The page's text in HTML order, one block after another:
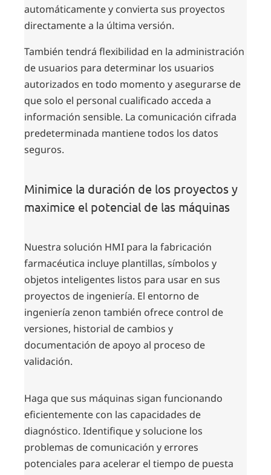
automáticamente y convierta sus proyectos
directamente a la última versión.
También tendrá flexibilidad en la administración
de usuarios para determinar los usuarios
autorizados en todo momento y asegurarse de
que solo el personal cualificado acceda a
información sensible. La comunicación cifrada
predeterminada mantiene todos los datos
seguros.
Minimice la duración de los proyectos y
maximice el potencial de las máquinas
Nuestra solución HMI para la fabricación
farmacéutica incluye plantillas, símbolos y
objetos inteligentes listos para usar en sus
proyectos de ingeniería. El entorno de
ingeniería zenon también ofrece control de
versiones, historial de cambios y
documentación de apoyo al proceso de
validación.
Haga que sus máquinas sigan funcionando
eficientemente con las capacidades de
diagnóstico. Identifique y solucione los
problemas de comunicación y errores
potenciales para acelerar el tiempo de puesta